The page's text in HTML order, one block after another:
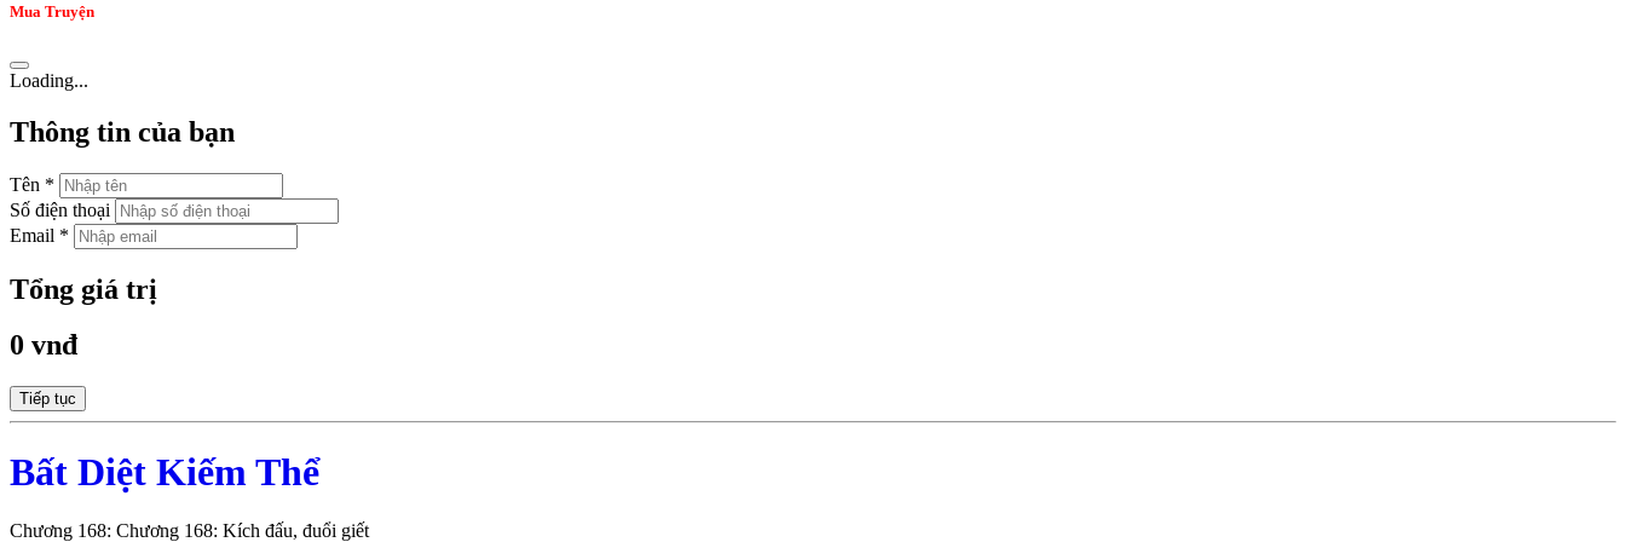
Mua Truyện
Loading...
Thông tin của bạn
Tên *
Số điện thoại
Email *
Tổng giá trị
0 vnđ
Tiếp tục
Bất Diệt Kiếm Thể
Chương 168: Chương 168: Kích đấu, đuổi giết